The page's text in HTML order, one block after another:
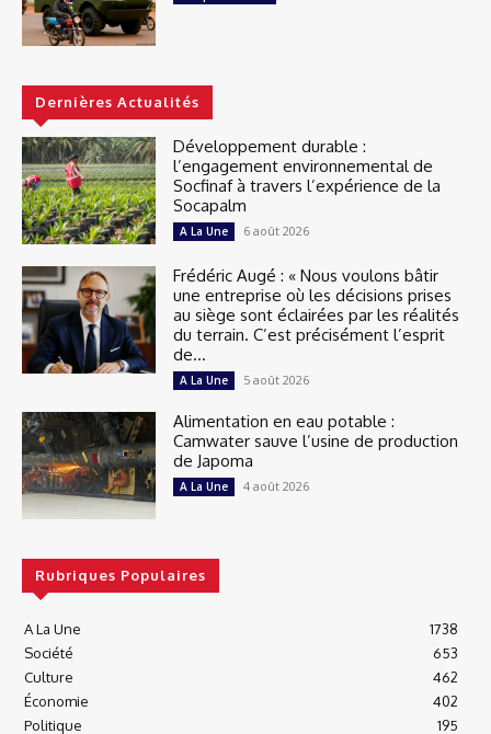
Dernières Actualités
Développement durable :
l’engagement environnemental de
Socfinaf à travers l’expérience de la
Socapalm
A La Une 6 août 2026
Frédéric Augé : « Nous voulons bâtir
une entreprise où les décisions prises
au siège sont éclairées par les réalités
du terrain. C’est précisément l’esprit
de...
A La Une 5 août 2026
Alimentation en eau potable :
Camwater sauve l’usine de production
de Japoma
A La Une 4 août 2026
Rubriques Populaires
A La Une
1738
Société
653
Culture
462
Économie
402
Politique
195